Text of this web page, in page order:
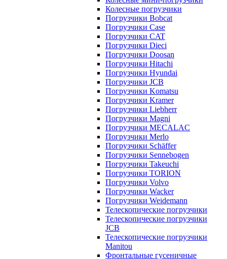
Колесные погрузчики
Погрузчики Bobcat
Погрузчики Case
Погрузчики CAT
Погрузчики Dieci
Погрузчики Doosan
Погрузчики Hitachi
Погрузчики Hyundai
Погрузчики JCB
Погрузчики Komatsu
Погрузчики Kramer
Погрузчики Liebherr
Погрузчики Magni
Погрузчики MECALAC
Погрузчики Merlo
Погрузчики Schäffer
Погрузчики Sennebogen
Погрузчики Takeuchi
Погрузчики TORION
Погрузчики Volvo
Погрузчики Wacker
Погрузчики Weidemann
Телескопические погрузчики
Телескопические погрузчики
JCB
Телескопические погрузчики
Manitou
Фронтальные гусеничные